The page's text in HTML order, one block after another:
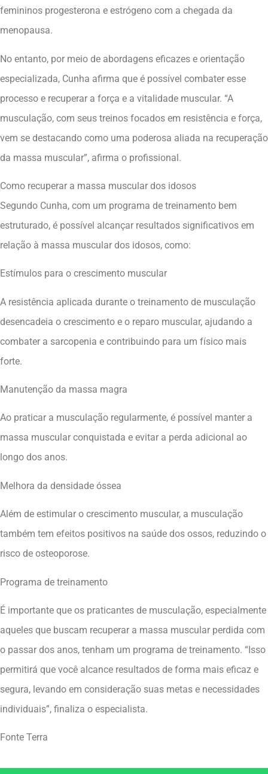
femininos progesterona e estrógeno com a chegada da
menopausa.
No entanto, por meio de abordagens eficazes e orientação
especializada, Cunha afirma que é possível combater esse
processo e recuperar a força e a vitalidade muscular. “A
musculação, com seus treinos focados em resistência e força,
vem se destacando como uma poderosa aliada na recuperação
da massa muscular”, afirma o profissional.
Como recuperar a massa muscular dos idosos
Segundo Cunha, com um programa de treinamento bem
estruturado, é possível alcançar resultados significativos em
relação à massa muscular dos idosos, como:
Estímulos para o crescimento muscular
A resistência aplicada durante o treinamento de musculação
desencadeia o crescimento e o reparo muscular, ajudando a
combater a sarcopenia e contribuindo para um físico mais
forte.
Manutenção da massa magra
Ao praticar a musculação regularmente, é possível manter a
massa muscular conquistada e evitar a perda adicional ao
longo dos anos.
Melhora da densidade óssea
Além de estimular o crescimento muscular, a musculação
também tem efeitos positivos na saúde dos ossos, reduzindo o
risco de osteoporose.
Programa de treinamento
É importante que os praticantes de musculação, especialmente
aqueles que buscam recuperar a massa muscular perdida com
o passar dos anos, tenham um programa de treinamento. “Isso
permitirá que você alcance resultados de forma mais eficaz e
segura, levando em consideração suas metas e necessidades
individuais”, finaliza o especialista.
Fonte Terra